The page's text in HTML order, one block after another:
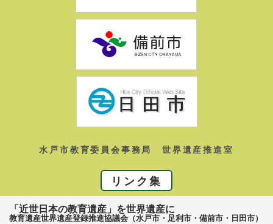
水戸市教育委員会事務局 世界遺産推進室
リンク集
「近世日本の教育遺産」を世界遺産に
教育遺産世界遺産登録推進協議会（水戸市・足利市・備前市・日田市）